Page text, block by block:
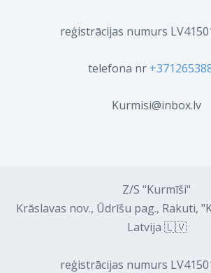
reģistrācijas numurs
telefona nr
Kurmisi@inbox.lv
Z/S "Kurmīši"
Krāslavas nov., Ūdrīšu pag., Rakuti,
Latvija 🇱🇻
reģistrācijas numurs